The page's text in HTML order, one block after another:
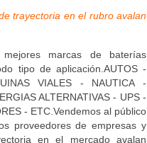
trayectoria en el rubro avalan
marcas de baterías
tipo de aplicación.AUTOS -
VIALES - NAUTICA -
ALTERNATIVAS - UPS -
- ETC.Vendemos al público
proveedores de empresas y
en el mercado avalan